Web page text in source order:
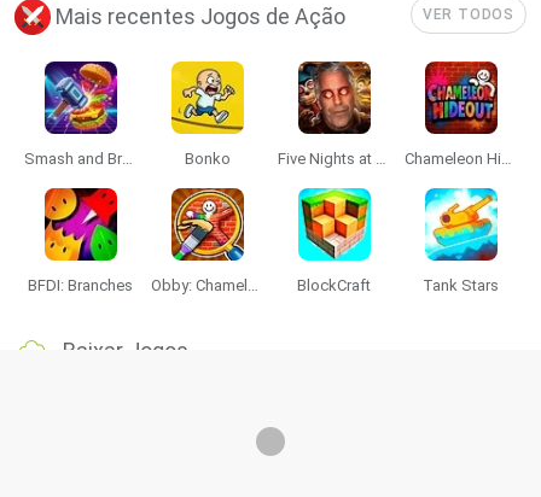
Mais recentes Jogos de Ação VER TODOS
Smash and Break Bonko Five Nights at Epstein's Chameleon Hideout
BFDI: Branches Obby: Chameleon: Paint & Hide BlockCraft Tank Stars
Baixar Jogos